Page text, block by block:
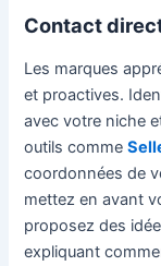
Contact
Les marques
et proactives.
avec votre niche
outils comme
coordonnées de
mettez en avant
proposez des
expliquant